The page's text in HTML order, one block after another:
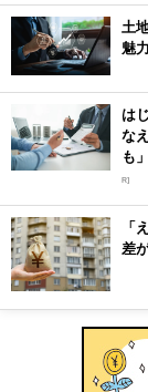
土
魅力
は
な
も
R]
「
差